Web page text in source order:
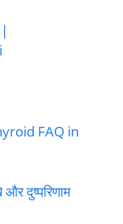
|
FAQ in
दुष्परिणाम